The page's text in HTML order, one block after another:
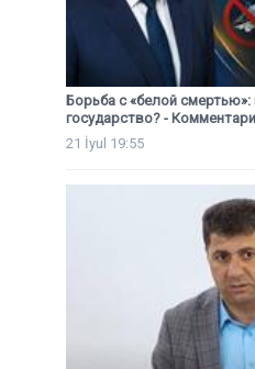
Борьба с «белой
государство? -
21 İyul 19:55